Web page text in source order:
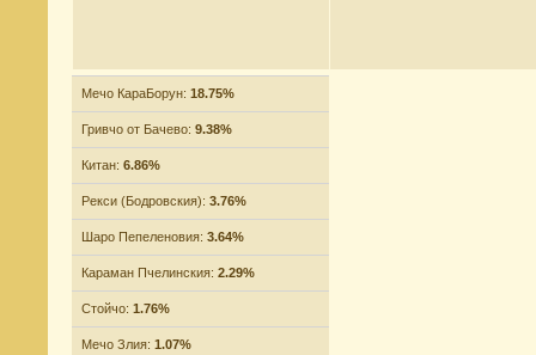
Мечо КараБорун: 18.75%
Гривчо от Бачево: 9.38%
Китан: 6.86%
Рекси (Бодровския): 3.76%
Шаро Пепеленовия: 3.64%
Караман Пчелинския: 2.29%
Стойчо: 1.76%
Мечо Злия: 1.07%